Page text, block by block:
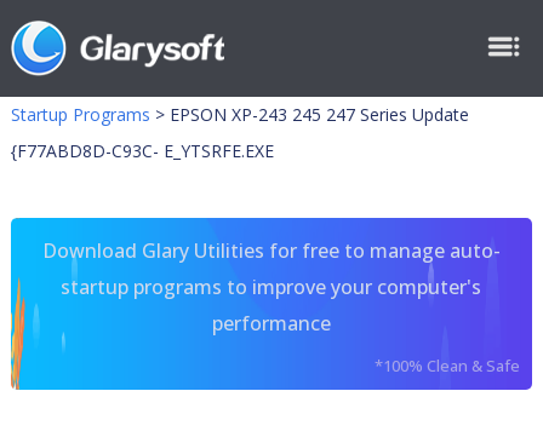
Startup Programs > EPSON XP-243 245 247 Series Update
{F77ABD8D-C93C- E_YTSRFE.EXE
Download Glary Utilities for free to manage auto-
startup programs to improve your computer's
performance
*100% Clean & Safe